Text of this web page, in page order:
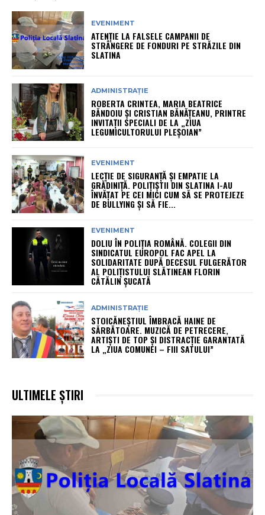
EVENIMENT
ATENȚIE LA FALSELE CAMPANII DE
STRÂNGERE DE FONDURI PE STRĂZILE DIN
SLATINA
ADMINISTRAȚIE
ROBERTA CRINTEA, MARIA BEATRICE
BĂNDOIU ȘI CRISTIAN BĂNĂȚEANU, PRINTRE
INVITAȚII SPECIALI DE LA „ZIUA
LEGUMICULTORULUI PLEȘOIAN”
EVENIMENT
LECȚIE DE SIGURANȚĂ ȘI EMPATIE LA
GRĂDINIȚĂ. POLIȚIȘTII DIN SLATINA I-AU
ÎNVĂȚAT PE CEI MICI CUM SĂ SE PROTEJEZE
DE BULLYING ȘI SĂ FIE...
EVENIMENT
DOLIU ÎN POLIȚIA ROMÂNĂ. COLEGII DIN
SINDICATUL EUROPOL FAC APEL LA
SOLIDARITATE DUPĂ DECESUL FULGERĂTOR
AL POLIȚISTULUI SLĂTINEAN FLORIN
CĂTĂLIN ȘUCATĂ
ADMINISTRAȚIE
STOICĂNEȘTIUL ÎMBRACĂ HAINE DE
SĂRBĂTOARE. MUZICĂ DE PETRECERE,
ARTIȘTI DE TOP ȘI DISTRACȚIE GARANTATĂ
LA „ZIUA COMUNEI – FIII SATULUI”
ULTIMELE ȘTIRI